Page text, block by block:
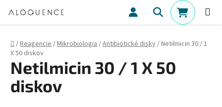
Hľadať
Domov
/Reagencie/Mikrobiologia/Antibiotické disky/Netilmicin 30 / 1
X 50 diskov
Netilmicin 30 / 1 X 50
diskov